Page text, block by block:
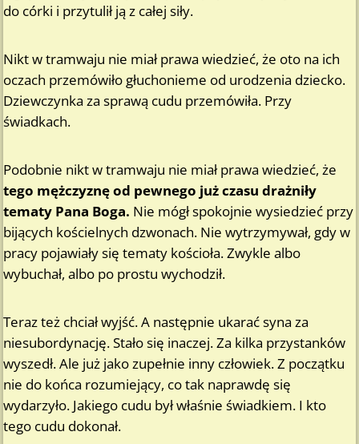
do córki i przytulił ją z całej siły.
Nikt w tramwaju nie miał prawa wiedzieć, że oto na ich
oczach przemówiło głuchonieme od urodzenia dziecko.
Dziewczynka za sprawą cudu przemówiła. Przy
świadkach.
Podobnie nikt w tramwaju nie miał prawa wiedzieć, że
tego mężczyznę od pewnego już czasu drażniły
tematy Pana Boga. Nie mógł spokojnie wysiedzieć przy
bijących kościelnych dzwonach. Nie wytrzymywał, gdy w
pracy pojawiały się tematy kościoła. Zwykle albo
wybuchał, albo po prostu wychodził.
Teraz też chciał wyjść. A następnie ukarać syna za
niesubordynację. Stało się inaczej. Za kilka przystanków
wyszedł. Ale już jako zupełnie inny człowiek. Z początku
nie do końca rozumiejący, co tak naprawdę się
wydarzyło. Jakiego cudu był właśnie świadkiem. I kto
tego cudu dokonał.